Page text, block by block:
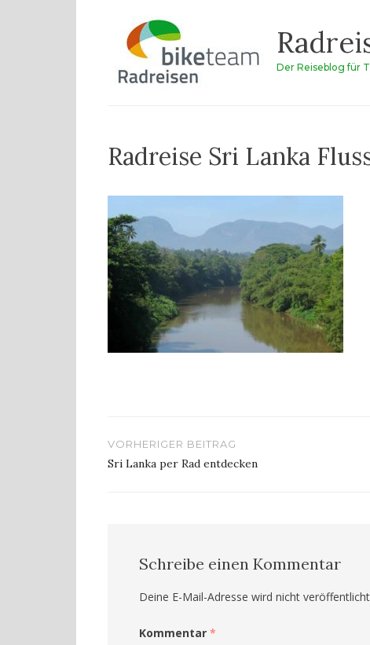
springen
Der Reiseblog für
Radreise Sri Lanka
Beitragsnavigation
VORHERIGER BEITRAG
Sri Lanka per Rad entdecken
Schreibe einen Kommentar
Deine E-Mail-Adresse wird nicht
Kommentar *